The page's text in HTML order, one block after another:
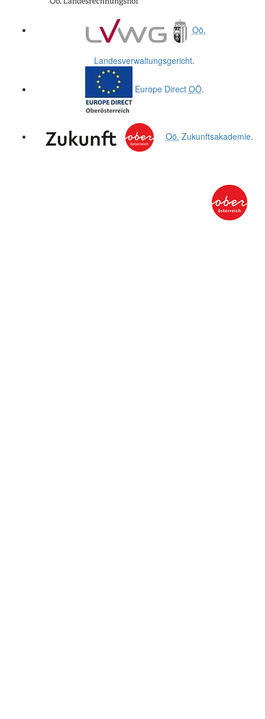
Oö.
Landesverwaltungsgericht.
Europe Direct OÖ.
Oö. Zukunftsakademie.